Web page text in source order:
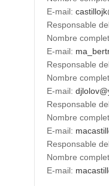
E-mail:
Responsable
Nombre
E-mail:
Responsable
Nombre
E-mail:
Responsable
Nombre
E-mail:
Responsable
Nombre
E-mail: